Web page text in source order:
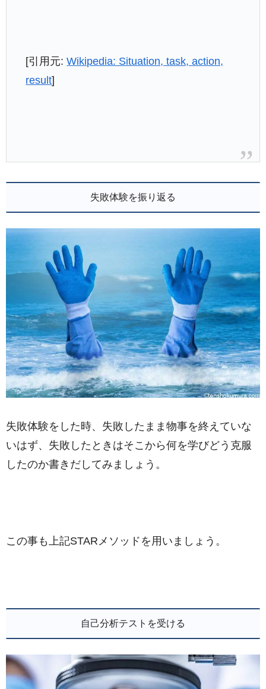
[引用元:Wikipedia: Situation, task, action,
result]
失敗体験を振り返る
失敗体験をした時、失敗したまま物事を終えていな
いはず、失敗したときはそこから何を学びどう克服
したのか書きだしてみましょう。
この事も上記STARメソッドを用いましょう。
自己分析テストを受ける